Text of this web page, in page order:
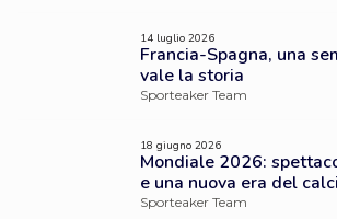
14 luglio 2026
Francia-Spagna, una
vale la storia
Sporteaker Team
18 giugno 2026
Mondiale 2026:
e una nuova era del
Sporteaker Team